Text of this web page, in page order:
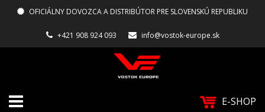
OFICIÁLNY DOVOZCA A DISTRIBÚTOR PRE SLOVENSKÚ REPUBLIKU
+421 908 924 093 info@vostok-europe.sk
E-SHOP